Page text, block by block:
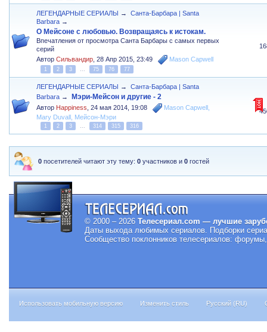
ЛЕГЕНДАРНЫЕ СЕРИАЛЫ →
Санта-Барбара | Santa
Barbara →
О Мейсоне с любовью. Возвращаясь к истокам.
Впечатления от просмотра Санта Барбары с самых первых
серий
АвторСильвандир ,28 Апр 2015, 23:49 Mason Capwell
1 2 3 ... 75 76 77
ЛЕГЕНДАРНЫЕ СЕРИАЛЫ →
Санта-Барбара | Santa
Barbara → Мэри-Мейсон и другие - 2
Автор Happiness ,24 мая 2014, 19:08 Mason Capwell
Mary Duvall
Мейсон-Мэри
1 2 3 ... 314 315 316
0 посетителей читают эту тему:0 участников и0 гостей
© 2000 – 2026 Телесериал.com — лучшие
Даты выхода любимых сериалов. Подборки
Сообщество поклонников телесериалов:
Использовать мобильную версию Изменить стиль Русский (RU)